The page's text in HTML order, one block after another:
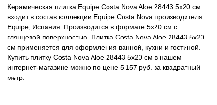
Керамическая плитка Equipe Costa Nova Aloe 28443 5x20 см
входит в состав коллекции Equipe Costa Nova производителя
Equipe, Испания. Производится в формате 5x20 см с
глянцевой поверхностью. Плитка Costa Nova Aloe 28443 5x20
см применяется для оформления ванной, кухни и гостиной.
Купить плитку Costa Nova Aloe 28443 5x20 см в нашем
интернет-магазине можно по цене 5 157 руб. за квадратный
метр.